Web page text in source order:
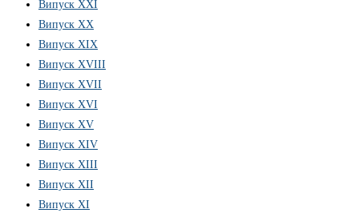
Випуск XXI
Випуск XX
Випуск XIX
Випуск XVIII
Випуск XVII
Випуск XVI
Випуск XV
Випуск XIV
Випуск XIII
Випуск XII
Випуск XI